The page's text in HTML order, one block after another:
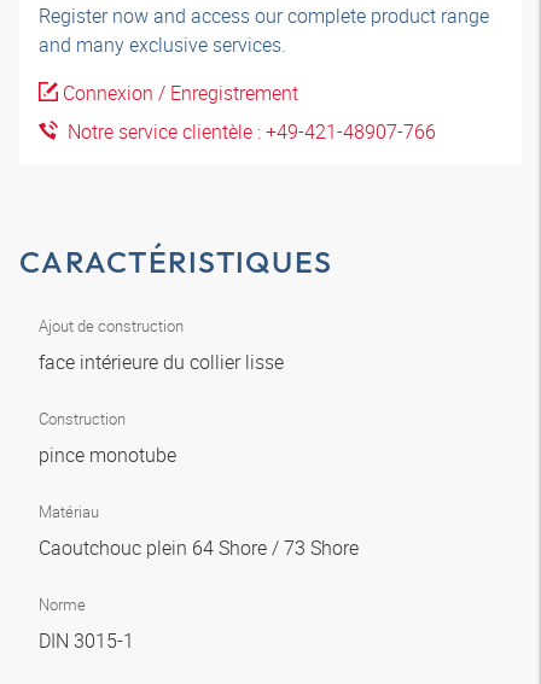
Register now and access our complete product range
and many exclusive services.
Connexion / Enregistrement
Notre service clientèle : +49-421-48907-766
CARACTÉRISTIQUES
Ajout de construction
face intérieure du collier lisse
Construction
pince monotube
Matériau
Caoutchouc plein 64 Shore / 73 Shore
Norme
DIN 3015-1